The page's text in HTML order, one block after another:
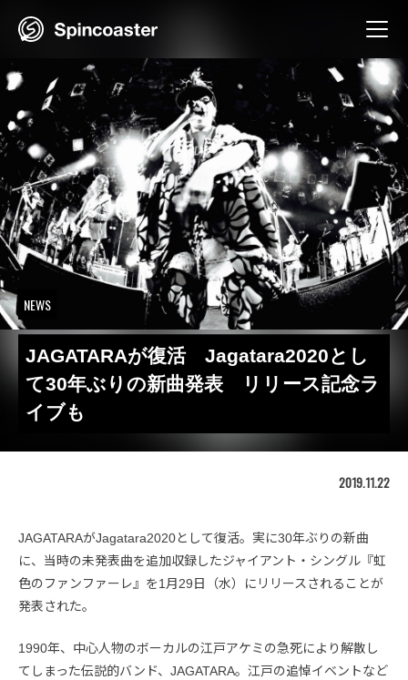
NEWS
JAGATARAが復活 Jagatara2020とし
て30年ぶりの新曲発表 リリース記念ラ
イブも
2019.11.22
JAGATARAがJagatara2020として復活。実に30年ぶりの新曲
に、当時の未発表曲を追加収録したジャイアント・シングル『虹
色のファンファーレ』を1月29日（水）にリリースされることが
発表された。
1990年、中心人物のボーカルの江戸アケミの急死により解散し
てしまった伝説的バンド、JAGATARA。江戸の追悼イベントなど